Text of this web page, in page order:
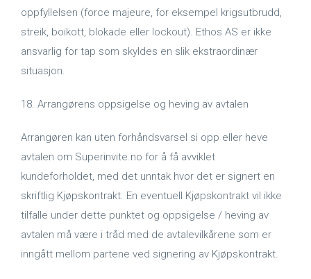
oppfyllelsen (force majeure, for eksempel krigsutbrudd,
streik, boikott, blokade eller lockout). Ethos AS er ikke
ansvarlig for tap som skyldes en slik ekstraordinær
situasjon.
18. Arrangørens oppsigelse og heving av avtalen
Arrangøren kan uten forhåndsvarsel si opp eller heve
avtalen om Superinvite.no for å få avviklet
kundeforholdet, med det unntak hvor det er signert en
skriftlig Kjøpskontrakt. En eventuell Kjøpskontrakt vil ikke
tilfalle under dette punktet og oppsigelse / heving av
avtalen må være i tråd med de avtalevilkårene som er
inngått mellom partene ved signering av Kjøpskontrakt.